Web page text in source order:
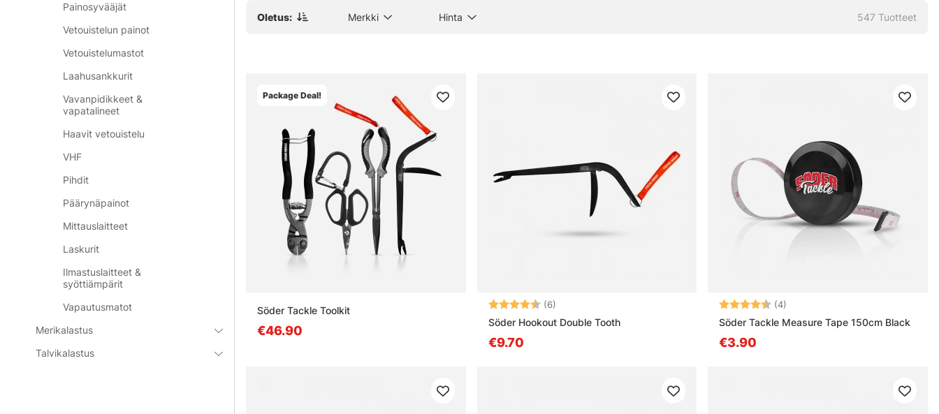
Painosyvääjät
Vetouistelun painot
Vetouistelumastot
Laahusankkurit
Vavanpidikkeet &
vapatalineet
Haavit vetouistelu
VHF
Pihdit
Päärynäpainot
Mittauslaitteet
Laskurit
Ilmastuslaitteet &
syöttiämpärit
Vapautusmatot
Merikalastus
Talvikalastus
Oletus: Merkki Hinta 547 Tuotteet
Package Deal!
Söder Tackle Toolkit
€46.90
Arvio: (6)
Söder Hookout Double Tooth
€9.70
Arvio: (4)
Söder Tackle Measure Tape 150cm Black
€3.90